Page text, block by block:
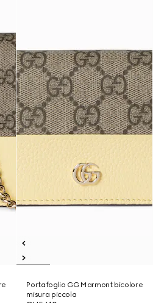
Portafoglio GG Marmont bicolore
misura piccola